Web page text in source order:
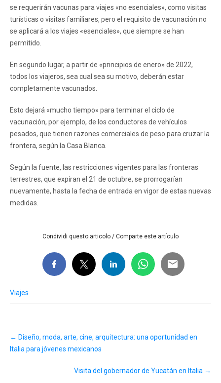
se requerirán vacunas para viajes «no esenciales», como visitas
turísticas o visitas familiares, pero el requisito de vacunación no
se aplicará a los viajes «esenciales», que siempre se han
permitido.
En segundo lugar, a partir de «principios de enero» de 2022,
todos los viajeros, sea cual sea su motivo, deberán estar
completamente vacunados.
Esto dejará «mucho tiempo» para terminar el ciclo de
vacunación, por ejemplo, de los conductores de vehículos
pesados, que tienen razones comerciales de peso para cruzar la
frontera, según la Casa Blanca.
Según la fuente, las restricciones vigentes para las fronteras
terrestres, que expiran el 21 de octubre, se prorrogarían
nuevamente, hasta la fecha de entrada en vigor de estas nuevas
medidas.
Condividi questo articolo / Comparte este artículo
Viajes
navigation
← Diseño, moda, arte, cine, arquitectura: una oportunidad en
Italia para jóvenes mexicanos
Visita del gobernador de Yucatán en Italia →